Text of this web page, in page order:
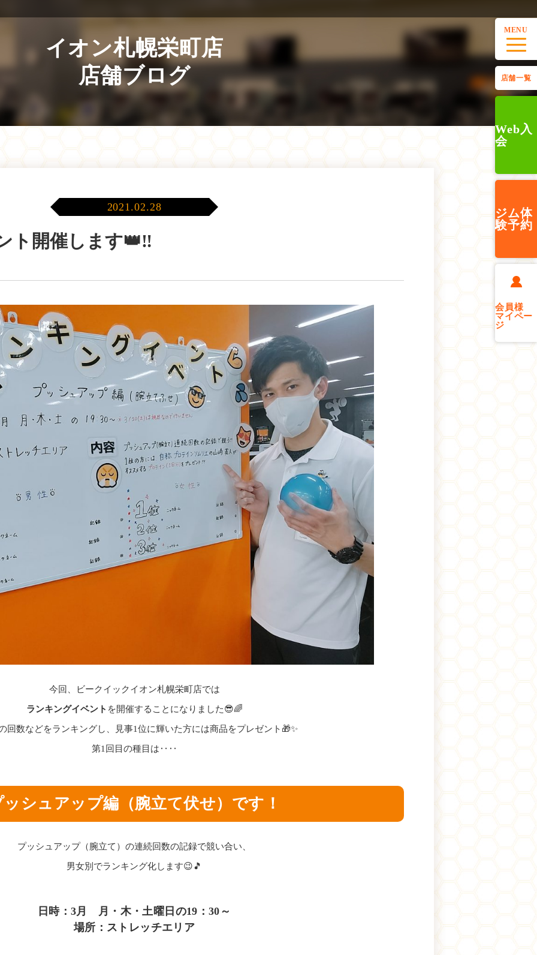
MENU
店舗一覧
Web入
会
ジム体
験予約
会員様
マイペー
ジ
イオン札幌栄町店
店舗ブログ
2021.02.28
ト開催します👑‼
今回、ビークイックイオン札幌栄町店では
ランキングイベント を開催することになりました😎🌈
回数などをランキングし、見事1位に輝いた方には商品をプレゼント🎁✨
第1回目の種目は‥‥
ッシュアップ編（腕立て伏せ）です！
プッシュアップ（腕立て）の連続回数の記録で競い合い、
男女別でランキング化します😉🎵
日時：3月 月・木・土曜日の19：30～
場所：ストレッチエリア